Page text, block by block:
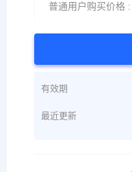
普通用户购买价格 :
有效期
最近更新